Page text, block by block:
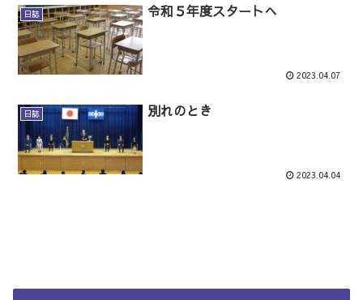
日誌 令和５年度スタートへ
2023.04.07
日誌 別れのとき
2023.04.04